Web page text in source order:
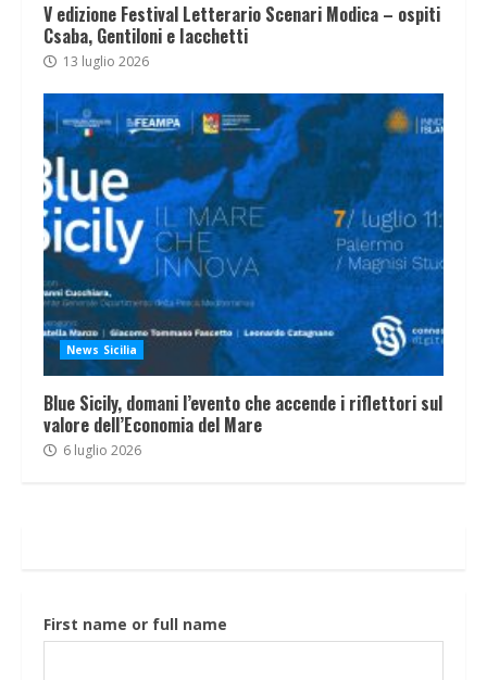
V edizione Festival Letterario Scenari Modica – ospiti
Csaba, Gentiloni e Iacchetti
13 luglio 2026
News Sicilia
Blue Sicily, domani l’evento che accende i riflettori sul
valore dell’Economia del Mare
6 luglio 2026
First name or full name